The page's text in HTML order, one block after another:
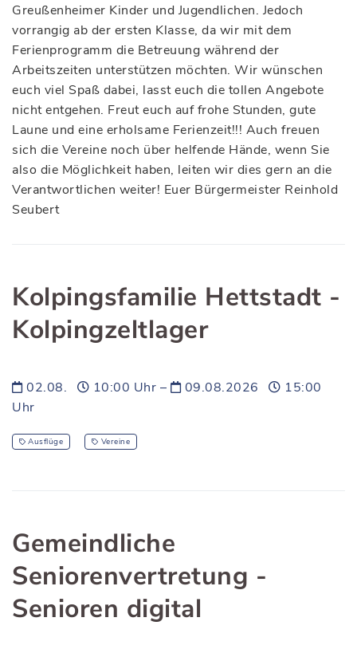
Greußenheimer Kinder und Jugendlichen. Jedoch
vorrangig ab der ersten Klasse, da wir mit dem
Ferienprogramm die Betreuung während der
Arbeitszeiten unterstützen möchten. Wir wünschen
euch viel Spaß dabei, lasst euch die tollen Angebote
nicht entgehen. Freut euch auf frohe Stunden, gute
Laune und eine erholsame Ferienzeit!!! Auch freuen
sich die Vereine noch über helfende Hände, wenn Sie
also die Möglichkeit haben, leiten wir dies gern an die
Verantwortlichen weiter! Euer Bürgermeister Reinhold
Seubert
Kolpingsfamilie Hettstadt -
Kolpingzeltlager
02.08. 10:00 Uhr – 09.08.2026
15:00
Uhr
Ausflüge Vereine
Gemeindliche
Seniorenvertretung -
Senioren digital